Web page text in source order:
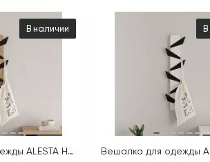
В наличии
Вешалка для одежды ALESTA HANGER